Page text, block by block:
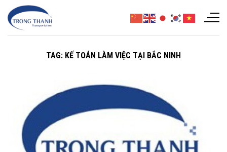
Chuyển
đến
TAG: KẾ TOÁN LÀM VIỆC TẠI BẮC NINH